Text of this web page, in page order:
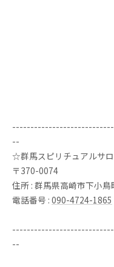
--
☆群馬スピリチュアルサ
〒370-0074
住所 : 群馬県高崎市下小
電話番号 : 090-4724-1865
--